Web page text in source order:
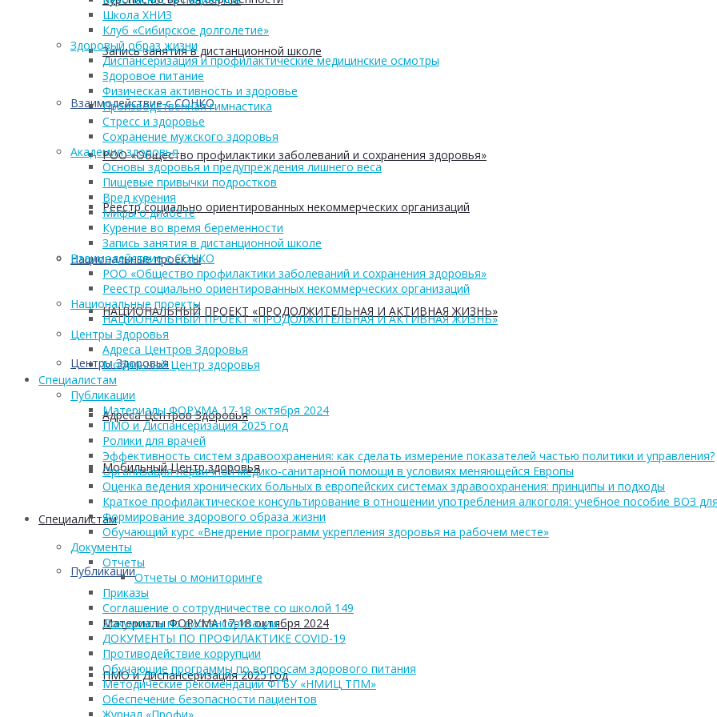
Запись занятия в дистанционной школе
Взаимодействие с СОНКО
РОО «Общество профилактики заболеваний и сохранения здоровья»
Реестр социально ориентированных некоммерческих организаций
Национальные проекты
НАЦИОНАЛЬНЫЙ ПРОЕКТ «ПРОДОЛЖИТЕЛЬНАЯ И АКТИВНАЯ ЖИЗНЬ»
Центры Здоровья
Адреса Центров Здоровья
Мобильный Центр здоровья
Cпециалистам
Публикации
Материалы ФОРУМА 17-18 октября 2024
ПМО и Диспансеризация 2025 год
Школа ХНИЗ
Клуб «Сибирское долголетие»
Здоровый образ жизни
Диспансеризация и профилактические медицинские осмотры
Здоровое питание
Физическая активность и здоровье
Производственная гимнастика
Стресс и здоровье
Сохранение мужского здоровья
Академия здоровья
Основы здоровья и предупреждения лишнего веса
Пищевые привычки подростков
Вред курения
Мифы о диабете
Курение во время беременности
Запись занятия в дистанционной школе
Взаимодействие с СОНКО
РОО «Общество профилактики заболеваний и сохранения здоровья»
Реестр социально ориентированных некоммерческих организаций
Национальные проекты
НАЦИОНАЛЬНЫЙ ПРОЕКТ «ПРОДОЛЖИТЕЛЬНАЯ И АКТИВНАЯ ЖИЗНЬ»
Центры Здоровья
Адреса Центров Здоровья
Мобильный Центр здоровья
Cпециалистам
Публикации
Материалы ФОРУМА 17-18 октября 2024
ПМО и Диспансеризация 2025 год
Ролики для врачей
Эффективность систем здравоохранения: как сделать измерение показателей частью политики и управления?
Организация первичной медико-санитарной помощи в условиях меняющейся Европы
Оценка ведения хронических больных в европейских системах здравоохранения: принципы и подходы
Краткое профилактическое консультирование в отношении употребления алкоголя: учебное пособие ВОЗ
Формирование здорового образа жизни
Обучающий курс «Внедрение программ укрепления здоровья на рабочем месте»
Документы
Отчеты
Отчеты о мониторинге
Приказы
Соглашение о сотрудничестве со школой 149
Документы по диспансеризации
ДОКУМЕНТЫ ПО ПРОФИЛАКТИКЕ COVID-19
Противодействие коррупции
Обучающие программы по вопросам здорового питания
Методические рекомендации ФГБУ «НМИЦ ТПМ»
Обеспечение безопасности пациентов